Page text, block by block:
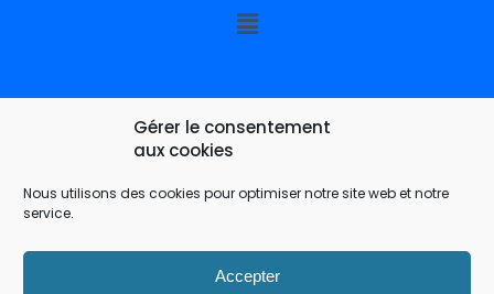
Gérer le consentement
aux cookies
Nous utilisons des cookies pour optimiser notre site web et notre
service.
Accepter